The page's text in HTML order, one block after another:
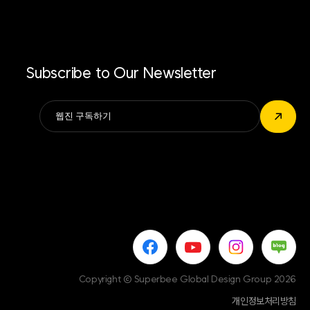
Subscribe to Our Newsletter
↗
Alternative:
Copyright © Superbee Global Design Group 2026
개인정보처리방침